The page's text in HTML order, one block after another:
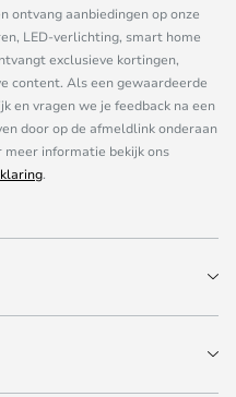
ontvang aanbiedingen op onze
LED-verlichting, smart home
exclusieve kortingen,
content. Als een gewaardeerde
en vragen we je feedback na een
door op de afmeldlink onderaan
meer informatie bekijk ons
.